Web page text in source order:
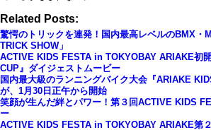
Related Posts:
驚愕のトリックを連発！国内最高レベルのBMX・
TRICK SHOW」
ACTIVE KIDS FESTA in TOKYOBAY ARIAKE初
CUP』ダイジェストムービー
国内最大級のランニングバイク大会『ARIAKE
が、1月30日正午から開始
笑顔が生んだ絆とパワー！第３回ACTIVE KIDS
ー
ACTIVE KIDS FESTA in TOKYOBAY ARIAKE第